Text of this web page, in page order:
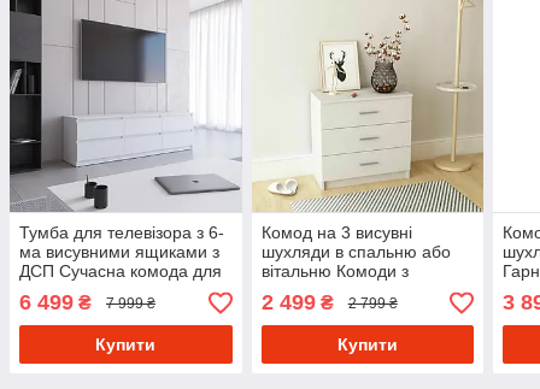
Тумба для телевізора з 6-
ма висувними ящиками з
ДСП Сучасна комода для
спальні або вітальні 180
см
6 499 ₴ 7 999 ₴
Купити
Комод на 3 висувні
шухляди в спальню або
вітальню Комоди з
матеріалу Ламіноване
ДСП
2 499₴ 2 799 ₴
Купити
ДСП
у
3